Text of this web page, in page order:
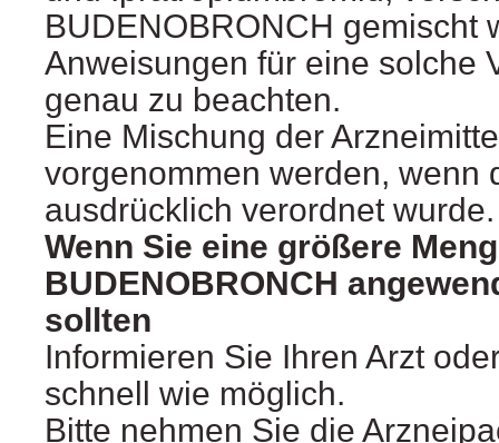
BUDENOBRONCH gemischt
Anweisungen für eine solche
genau zu beachten.
Eine Mischung der
vorgenommen werden, wenn
ausdrücklich verordnet wurde.
Wenn Sie eine größere
BUDENOBRONCH
sollten
Informieren Sie Ihren Arzt
schnell wie möglich.
Bitte nehmen Sie die